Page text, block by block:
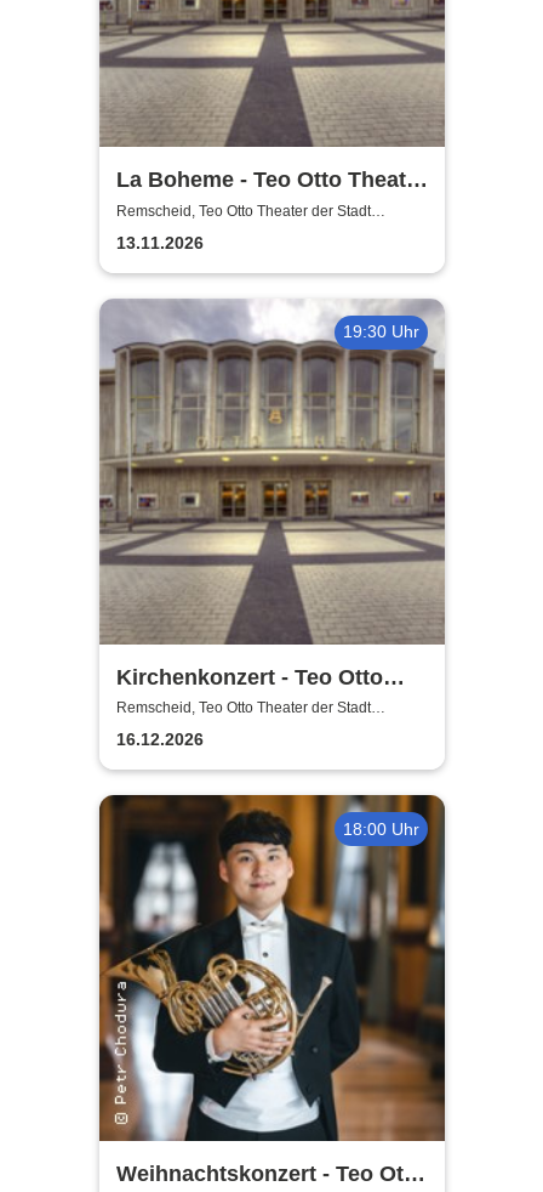
La Boheme - Teo Otto Theater
der Stadt Remscheid
Remscheid, Teo Otto Theater der Stadt
Remscheid
13.11.2026
19:30 Uhr
Kirchenkonzert - Teo Otto
Theater der Stadt Remscheid
Remscheid, Teo Otto Theater der Stadt
Remscheid
16.12.2026
18:00 Uhr
Weihnachtskonzert - Teo Otto